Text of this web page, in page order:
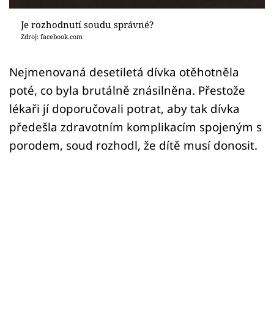
Přihlášení
Sledujte nás
Je rozhodnutí soudu správné?
Zdroj: facebook.com
Nejmenovaná desetiletá dívka otěhotněla
poté, co byla brutálně znásilněna. Přestože
lékaři jí doporučovali potrat, aby tak dívka
předešla zdravotním komplikacím spojeným s
porodem, soud rozhodl, že dítě musí donosit.